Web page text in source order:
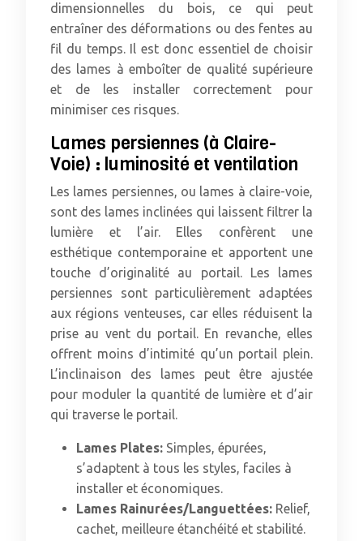
dimensionnelles du bois, ce qui peut
entraîner des déformations ou des fentes au
fil du temps. Il est donc essentiel de choisir
des lames à emboîter de qualité supérieure
et de les installer correctement pour
minimiser ces risques.
Lames persiennes (à Claire-
Voie) : luminosité et ventilation
Les lames persiennes, ou lames à claire-voie,
sont des lames inclinées qui laissent filtrer la
lumière et l’air. Elles confèrent une
esthétique contemporaine et apportent une
touche d’originalité au portail. Les lames
persiennes sont particulièrement adaptées
aux régions venteuses, car elles réduisent la
prise au vent du portail. En revanche, elles
offrent moins d’intimité qu’un portail plein.
L’inclinaison des lames peut être ajustée
pour moduler la quantité de lumière et d’air
qui traverse le portail.
Lames Plates: Simples, épurées,
s’adaptent à tous les styles, faciles à
installer et économiques.
Lames Rainurées/Languettées: Relief,
cachet, meilleure étanchéité et stabilité.